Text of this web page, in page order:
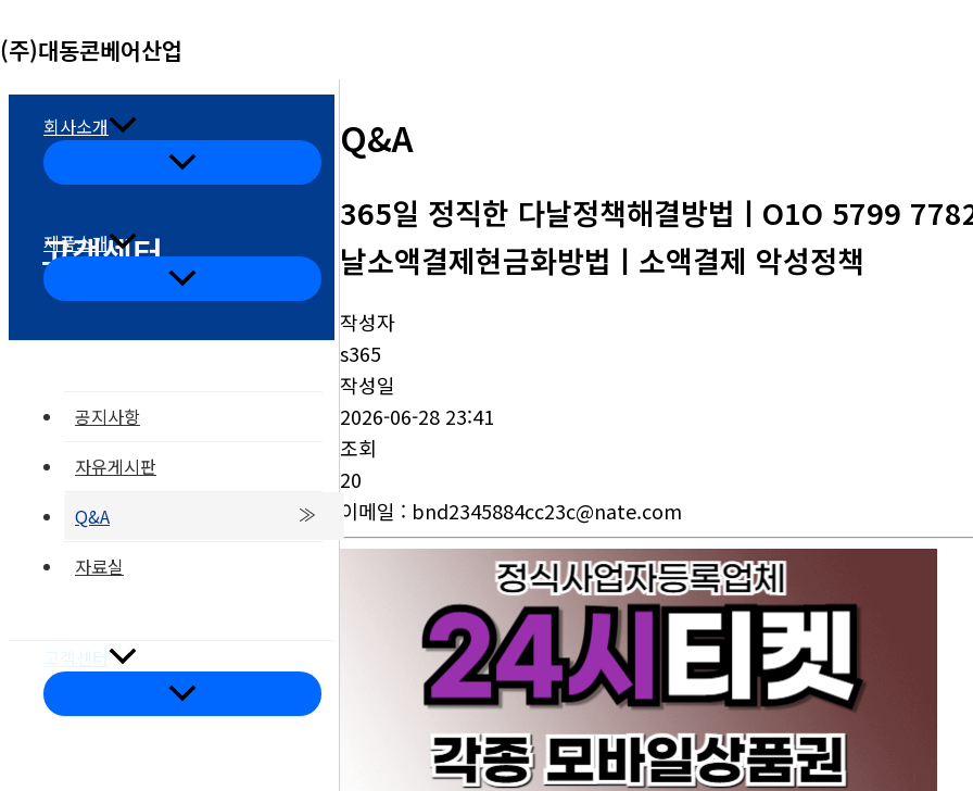
텐
(주)대동콘베어산업
회사소개
메
뉴
토
제품소개
메
뉴
토
고객센터
메
뉴
토
고객센터
공지사항
자유게시판
Q&A
자료실
Q&A
365일 정직한 다날정책해결방법ㅣO1O 5799
날소액결제현금화방법ㅣ소액결제 악성정책
작성자
s365
작성일
2026-06-28 23:41
조회
20
이메일 : bnd2345884cc23c@nate.com